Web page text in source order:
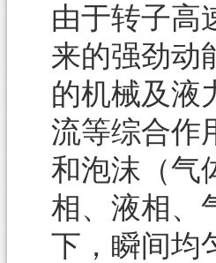
由于转子高
来的强劲动
的机械及液
流等综合作
和泡沫（气
相、液相、
下，瞬间均